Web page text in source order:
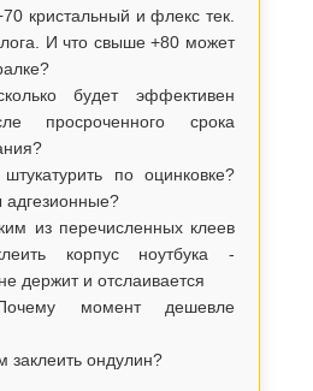
кристальный и флекс тек.
И что свыше +80 может
будет эффективен
просроченного срока
по оцинковке?
адгезионные?
из перечисленных клеев
корпус ноутбука -
держит и отслаивается
момент дешевле
заклеить ондулин?